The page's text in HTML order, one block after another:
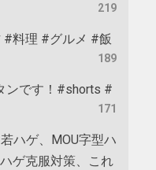
219
#料理 #グルメ #飯
189
ンです！#shorts #
171
ハゲ、MOU字型ハ
ゲ克服対策、これ